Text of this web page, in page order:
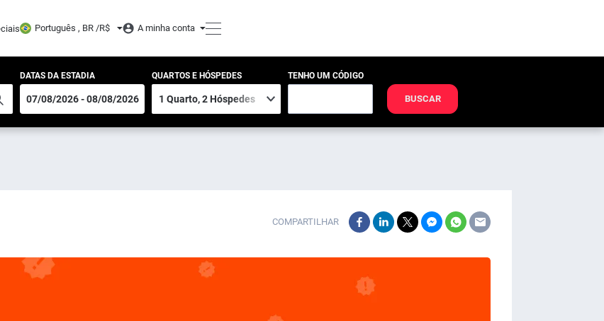
Português , BR /R$ A minha conta
DATAS DA ESTADIA QUARTOS E HÓSPEDES TENHO UM CÓDIGO
BUSCAR
COMPARTILHAR